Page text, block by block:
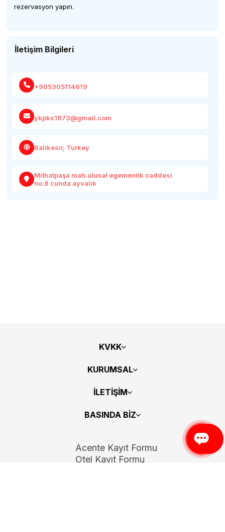
rezervasyon yapın.
İletişim Bilgileri
+905305114619
ykpks1973@gmail.com
Balikesir, Turkey
Mithatpaşa mah.ulusal egemenlik caddesi
no:8 cunda ayvalık
KVKK
KURUMSAL
İLETİŞİM
BASINDA BİZ
Acente Kayıt Formu
Otel Kayıt Formu